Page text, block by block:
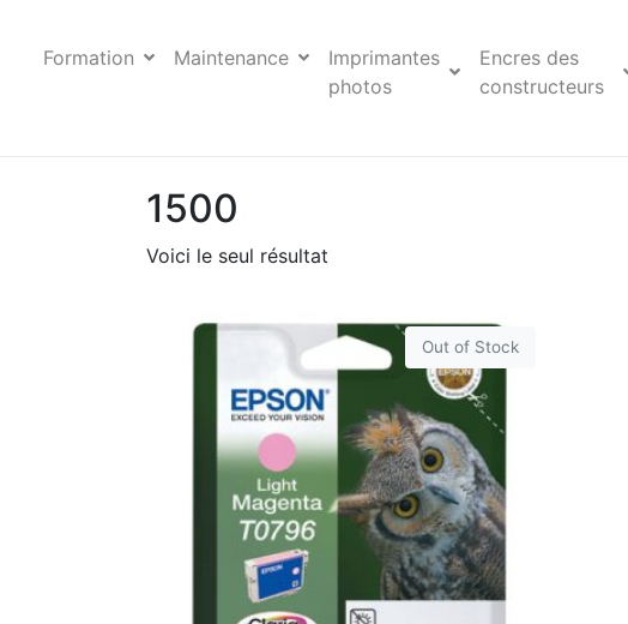
Formation Maintenance
Imprimantes
photos
Encres des
constructeurs
1500
Voici le seul résultat
Out of Stock